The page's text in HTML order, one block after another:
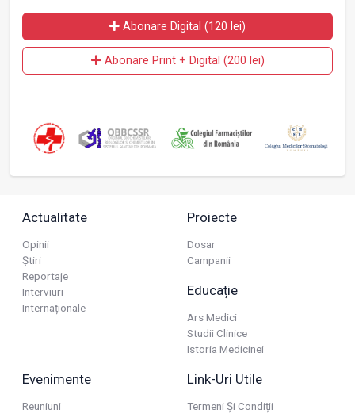
Abonare Digital (120 lei)
Abonare Print + Digital (200 lei)
Actualitate
Opinii
Știri
Reportaje
Interviuri
Internaționale
Proiecte
Dosar
Campanii
Educație
Ars Medici
Studii Clinice
Istoria Medicinei
Evenimente
Reuniuni
Link-Uri Utile
Termeni Și Condiții